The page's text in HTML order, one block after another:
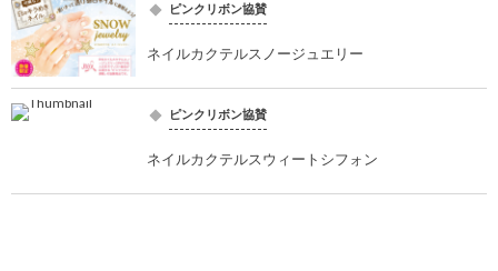
ピンクリボン協賛
ネイルカクテルスノージュエリー
ピンクリボン協賛
ネイルカクテルスウィートシフォン